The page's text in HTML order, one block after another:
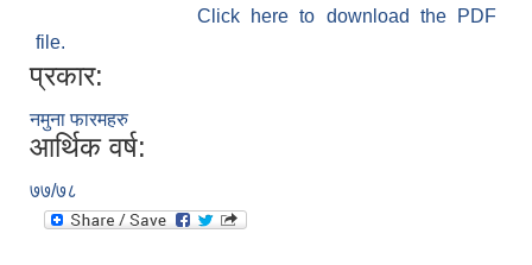
Click here to download the PDF
file.
प्रकार:
नमुना फारमहरु
आर्थिक वर्ष:
७७/७८